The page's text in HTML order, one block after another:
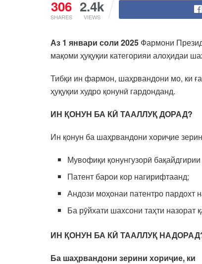
306
SHARES
2.4k
VIEWS
Аз 1 январи соли 2025 Фармони
мақоми ҳуқуқии категорияи алоҳидаи
Тибқи ин фармон, шаҳрвандони мо, ки
ҳуқуқии худро қонунӣ гардонданд.
ИН ҚОНУН БА КӢ ТААЛЛУҚ ДОРАД?
Ин қонун ба шаҳрвандони хориҷие
Мувофиқи қонунгузорӣ
Патент барои кор нагирифтаанд;
Андози моҳонаи патентро пардохт
Ба рӯйхати шахсони таҳти
ИН ҚОНУН БА КӢ ТААЛЛУҚ
Ба шаҳрвандони зерини хориҷие, ки